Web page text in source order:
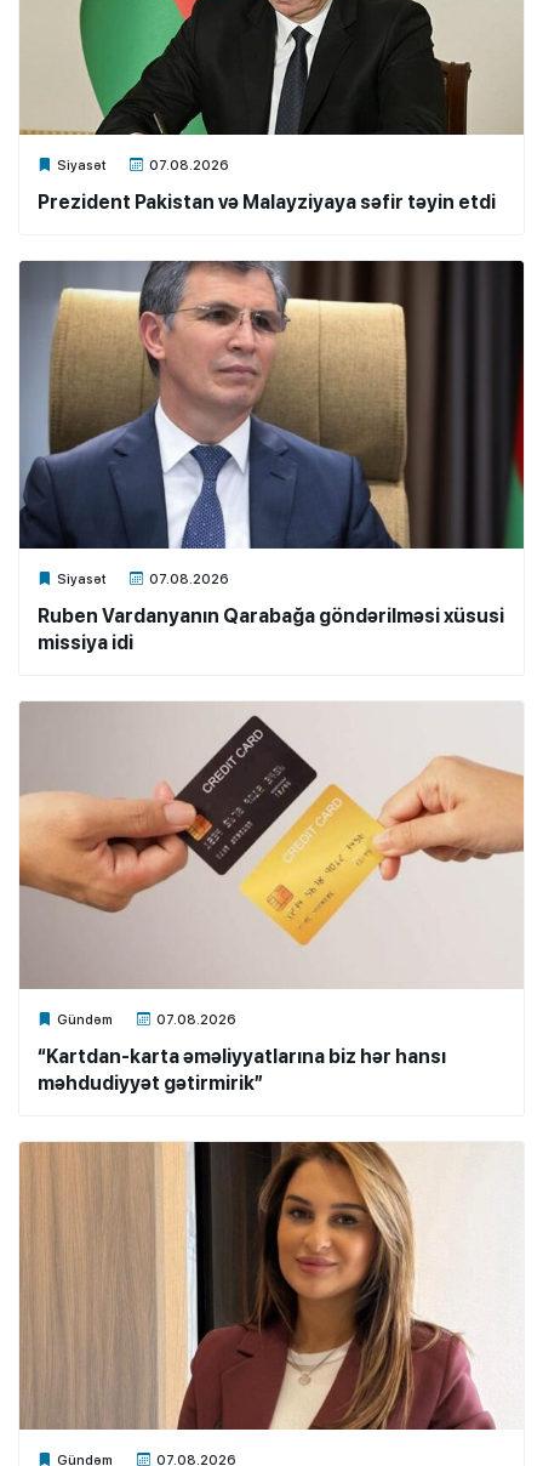
Siyasət 07.08.2026
Xalq.Online
Prezident Pakistan və Malayziyaya səfir təyin etdi
Siyasət 07.08.2026
Xalq.Online
Ruben Vardanyanın Qarabağa göndərilməsi xüsusi
missiya idi
Gündəm 07.08.2026
Xalq.Online
“Kartdan-karta əməliyyatlarına biz hər hansı
məhdudiyyət gətirmirik”
Gündəm 07.08.2026
Xalq.Online